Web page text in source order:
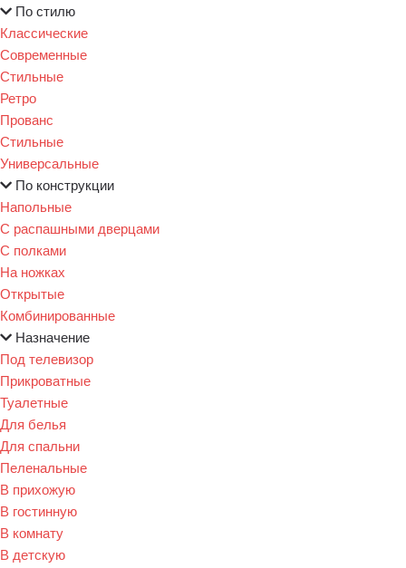
По стилю
Классические
Современные
Стильные
Ретро
Прованс
Стильные
Универсальные
По конструкции
Напольные
С распашными дверцами
С полками
На ножках
Открытые
Комбинированные
Назначение
Под телевизор
Прикроватные
Туалетные
Для белья
Для спальни
Пеленальные
В прихожую
В гостинную
В комнату
В детскую